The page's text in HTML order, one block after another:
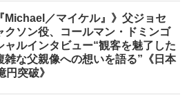
Michael／マイケル』》父ジョセ
クソン役、コールマン・ドミンゴ
ャルインタビュー“観客を魅了した
雑な父親像への想いを語る”《日本
円突破》